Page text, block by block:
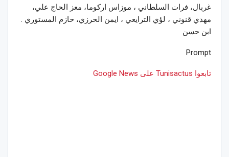
غربال، فرات السلطاني ، موزاس اركوما، معز الحاج علي،
مهدي قنوني ، لؤي الترايعي ، ايمن الحرزي، حازم المستوري .
ابن حسن
Prompt
تابعوا Tunisactus على Google News